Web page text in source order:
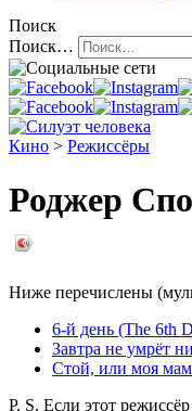
Поиск
Поиск…
Кино > Режиссёры
Роджер
Ниже перечислены
6-й день (The 6th
Завтра не умрёт
Стой, или моя
P. S. Если этот